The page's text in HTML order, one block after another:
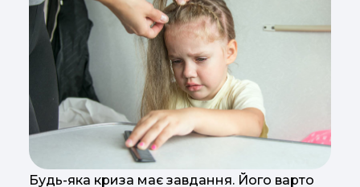
Будь-яка криза має завдання. Його варто